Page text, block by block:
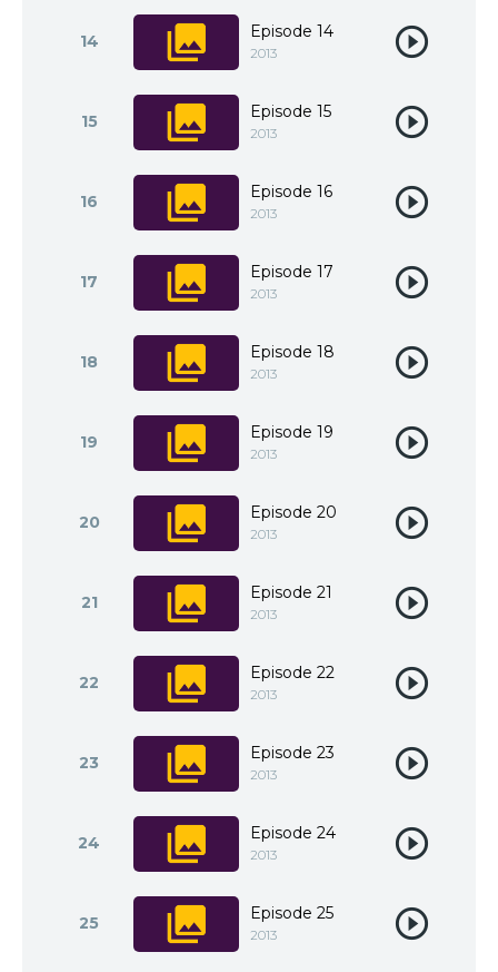
14 Episode 14
2013
15 Episode 15
2013
16 Episode 16
2013
17 Episode 17
2013
18 Episode 18
2013
19 Episode 19
2013
20 Episode 20
2013
21 Episode 21
2013
22 Episode 22
2013
23 Episode 23
2013
24 Episode 24
2013
25 Episode 25
2013